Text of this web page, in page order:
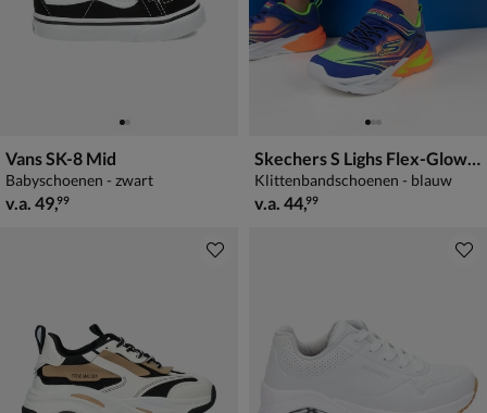
Vans SK-8 Mid
Babyschoenen - zwart
vanaf € 49,99
v.a. 49,99
Skechers S Lighs Flex-Glow Ultra
Klittenbandschoenen - blauw
vanaf € 44,99
v.a. 44,99